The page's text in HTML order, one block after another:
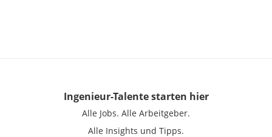
Ingenieur-Talentestarten hier
Alle Jobs. Alle Arbeitgeber.
Alle Insights und Tipps.